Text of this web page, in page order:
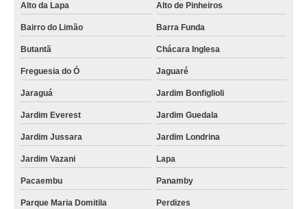
Alto da Lapa
Alto de Pinheiros
Bairro do Limão Barra Funda
Butantã Chácara Inglesa
Freguesia do Ó Jaguaré
Jaraguá Jardim Bonfiglioli
Jardim Everest Jardim Guedala
Jardim Jussara Jardim Londrina
Jardim Vazani Lapa
Pacaembu Panamby
Parque Maria Domitila Perdizes